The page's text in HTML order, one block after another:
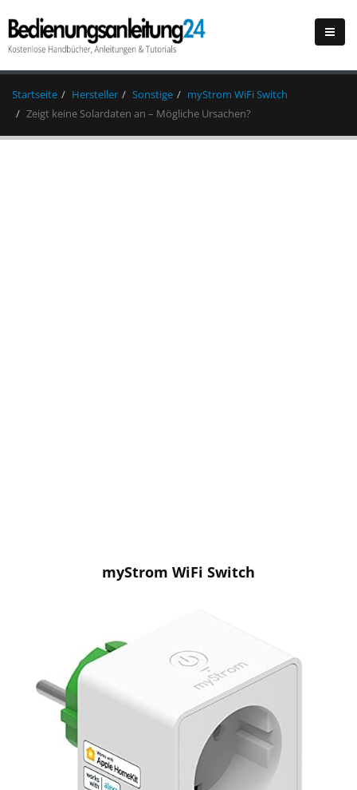
Startseite Hersteller Sonstige
myStrom WiFi Switch
Zeigt keine Solardaten an – Mögliche Ursachen?
myStrom WiFi Switch